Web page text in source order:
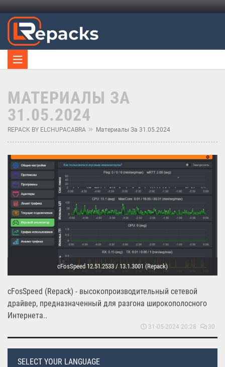
МАТЕРИАЛЫ ЗА
31.05.2024
REPACK BY ELCHUPACABRA Материалы За 31.05.2024
cFosSpeed 12.51.2533 / 13.1.3001 (Repack)
cFosSpeed (Repack) - высокопроизводительный сетевой
драйвер, предназначенный для разгона широкополосного
Интернета..
31-05-2024 20:28 30
SELECT YOUR LANGUAGE